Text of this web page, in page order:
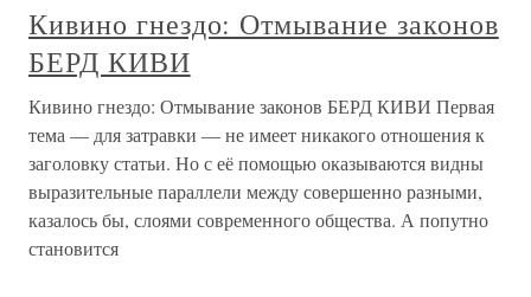
Кивино гнездо: Отмывание законов
БЕРД КИВИ
Кивино гнездо: Отмывание законов БЕРД КИВИ Первая
тема — для затравки — не имеет никакого отношения к
заголовку статьи. Но с её помощью оказываются видны
выразительные параллели между совершенно разными,
казалось бы, слоями современного общества. А попутно
становится